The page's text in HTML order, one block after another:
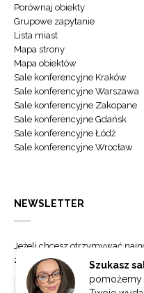
Szukasz
pomożemy
Porównaj obiekty
Grupowe zapytanie
Lista miast
Mapa strony
Mapa obiektów
Sale konferencyjne Kraków
Sale konferencyjne Warszawa
Sale konferencyjne Zakopane
Sale konferencyjne Gdańsk
Sale konferencyjne Łódź
Sale konferencyjne Wrocław
NEWSLETTER
Jeżeli chcesz otrzymywać
zapisz się do naszego